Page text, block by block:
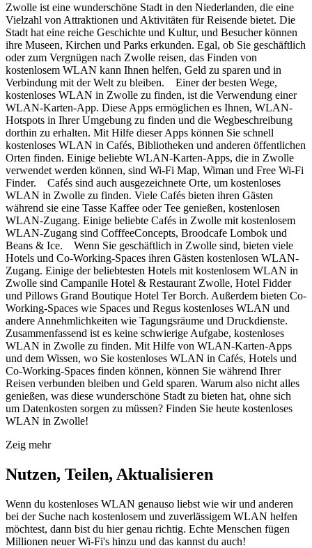
Zwolle ist eine wunderschöne Stadt in den Niederlanden, die eine
Vielzahl von Attraktionen und Aktivitäten für Reisende bietet. Die
Stadt hat eine reiche Geschichte und Kultur, und Besucher können
ihre Museen, Kirchen und Parks erkunden. Egal, ob Sie geschäftlich
oder zum Vergnügen nach Zwolle reisen, das Finden von
kostenlosem WLAN kann Ihnen helfen, Geld zu sparen und in
Verbindung mit der Welt zu bleiben. Einer der besten Wege,
kostenloses WLAN in Zwolle zu finden, ist die Verwendung einer
WLAN-Karten-App. Diese Apps ermöglichen es Ihnen, WLAN-
Hotspots in Ihrer Umgebung zu finden und die Wegbeschreibung
dorthin zu erhalten. Mit Hilfe dieser Apps können Sie schnell
kostenloses WLAN in Cafés, Bibliotheken und anderen öffentlichen
Orten finden. Einige beliebte WLAN-Karten-Apps, die in Zwolle
verwendet werden können, sind Wi-Fi Map, Wiman und Free Wi-Fi
Finder. Cafés sind auch ausgezeichnete Orte, um kostenloses
WLAN in Zwolle zu finden. Viele Cafés bieten ihren Gästen
während sie eine Tasse Kaffee oder Tee genießen, kostenlosen
WLAN-Zugang. Einige beliebte Cafés in Zwolle mit kostenlosem
WLAN-Zugang sind CofffeeConcepts, Broodcafe Lombok und
Beans & Ice. Wenn Sie geschäftlich in Zwolle sind, bieten viele
Hotels und Co-Working-Spaces ihren Gästen kostenlosen WLAN-
Zugang. Einige der beliebtesten Hotels mit kostenlosem WLAN in
Zwolle sind Campanile Hotel & Restaurant Zwolle, Hotel Fidder
und Pillows Grand Boutique Hotel Ter Borch. Außerdem bieten Co-
Working-Spaces wie Spaces und Regus kostenloses WLAN und
andere Annehmlichkeiten wie Tagungsräume und Druckdienste.
Zusammenfassend ist es keine schwierige Aufgabe, kostenloses
WLAN in Zwolle zu finden. Mit Hilfe von WLAN-Karten-Apps
und dem Wissen, wo Sie kostenloses WLAN in Cafés, Hotels und
Co-Working-Spaces finden können, können Sie während Ihrer
Reisen verbunden bleiben und Geld sparen. Warum also nicht alles
genießen, was diese wunderschöne Stadt zu bieten hat, ohne sich
um Datenkosten sorgen zu müssen? Finden Sie heute kostenloses
WLAN in Zwolle!
Zeig mehr
Nutzen, Teilen, Aktualisieren
Wenn du kostenloses WLAN genauso liebst wie wir und anderen
bei der Suche nach kostenlosem und zuverlässigem WLAN helfen
möchtest, dann bist du hier genau richtig. Echte Menschen fügen
Millionen neuer Wi-Fi's hinzu und das kannst du auch!